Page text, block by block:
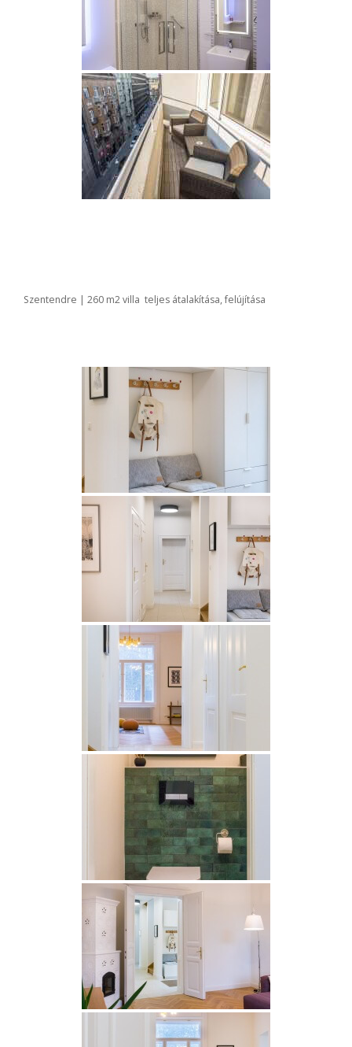
Szentendre | 260 m2 villa teljes átalakítása, felújítása